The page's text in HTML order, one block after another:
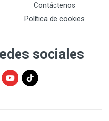
Contáctenos
Política de cookies
sociales